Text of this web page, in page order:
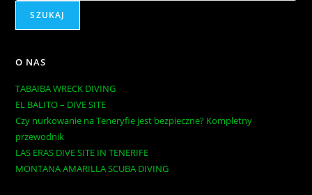
SZUKAJ
O NAS
TABAIBA WRECK DIVING
EL BALITO – DIVE SITE
Czy nurkowanie na Teneryfie jest bezpieczne? Kompletny
przewodnik
LAS ERAS DIVE SITE IN TENERIFE
MONTANA AMARILLA SCUBA DIVING